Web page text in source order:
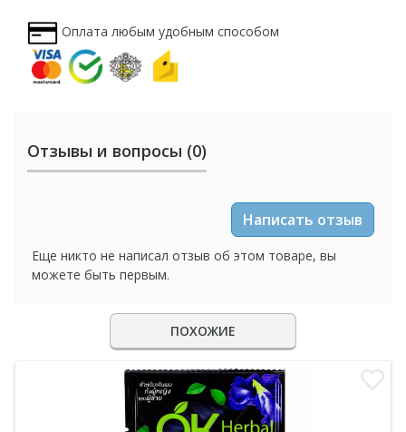
Оплата любым удобным способом
Отзывы и вопросы (0)
Написать отзыв
Еще никто не написал отзыв об этом товаре, вы
можете быть первым.
ПОХОЖИЕ